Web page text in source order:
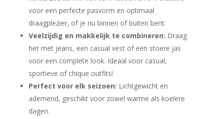
voor een perfecte pasvorm en optimaal
draagplezier, of je nu binnen of buiten bent.
Veelzijdig en makkelijk te combineren: Draag
het met jeans, een casual vest of een stoere jas
voor een complete look. Ideaal voor casual,
sportieve of chique outfits!
Perfect voor elk seizoen: Lichtgewicht en
ademend, geschikt voor zowel warme als koelere
dagen.